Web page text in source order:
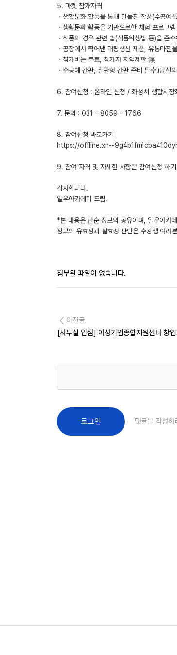
5. 마켓 참가자격
ㆍ생활문화 활동을 통해 만들진 작품(수공예
ㆍ생활문화 활동을 기반으로한 체험 프로그
ㆍ식품의 경우 관련 법(식품위생법 등)을 준
ㆍ공장에서 찍어낸 대량생산 제품, 유통마
ㆍ참가비는 무료, 참가자 지역제한 無
ㆍ수공예 간판, 칠판형 간판 준비 필수!(당신
6. 참여신청 : 온라인 신청 / 화성시 생활시
7. 문의 : 031 – 8059 – 1766
8. 참여신청 바로가기
https://offline.xn--
9. 참여 자격 및 자세한 사항은 참여신청 하
감사합니다.
일우아카데미 드림.
*본 내용은 단순 정보의 공유이며, 일우아카
정보의 유효성과 실효성 판단은 수강생 여러
첨부된 파일이 없습니다.
이전글
[사무실 입점] 여성기업종합지원센터 창
로그인 댓글을 작성하